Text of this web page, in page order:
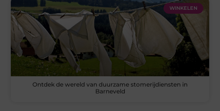
WINKELEN
Ontdek de wereld van duurzame stomerijdiensten in
Barneveld